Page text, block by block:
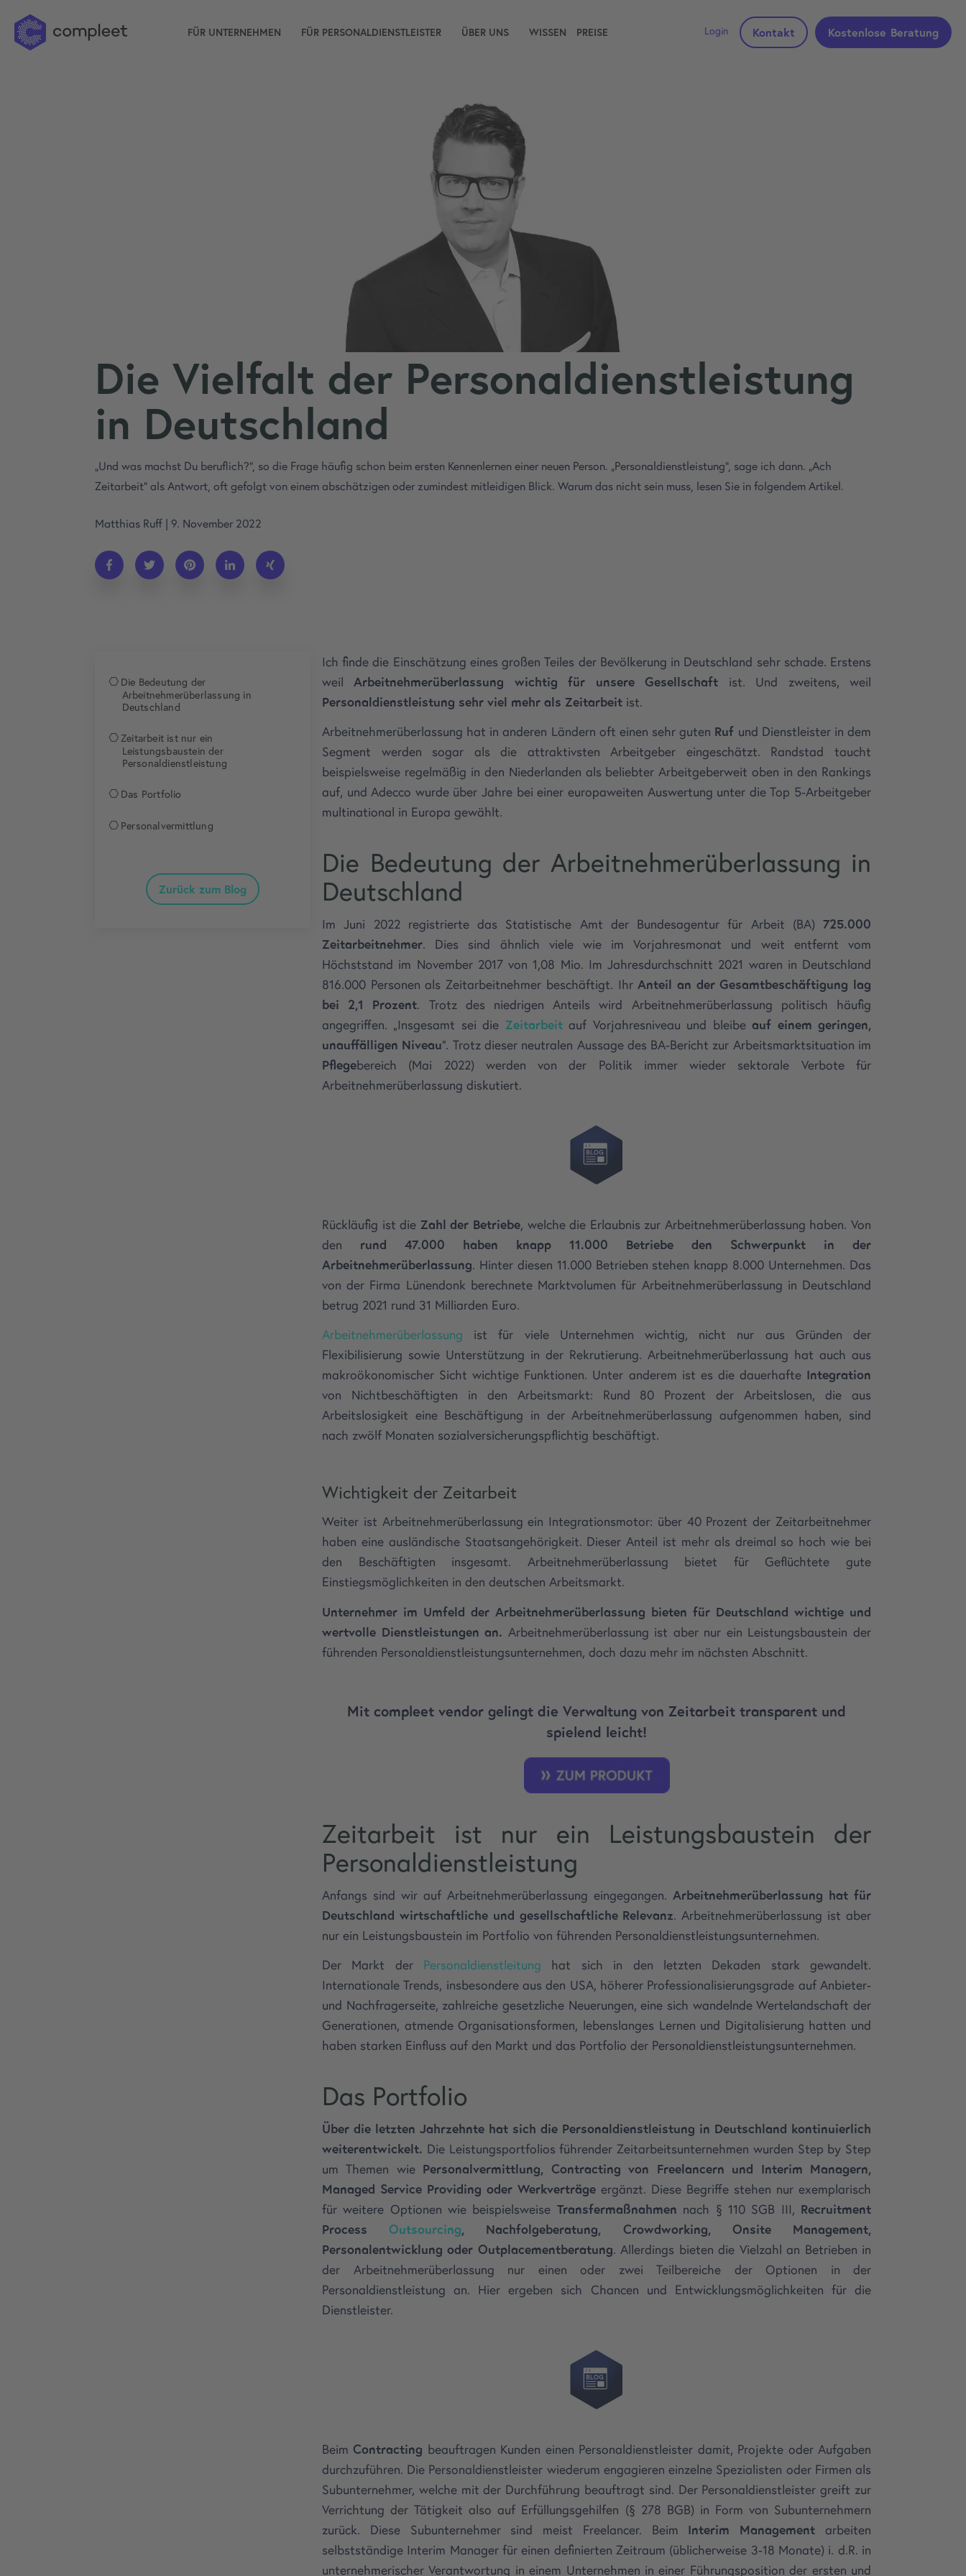
FÜR UNTERNEHMEN FÜR PERSONALDIENSTLEISTER ÜBER UNS WISSEN PREISE Login Kontakt Kostenlose Beratung
Die Vielfalt der Personaldienstleistung
in Deutschland
„Und was machst Du beruflich?“, so die Frage häufig schon beim ersten Kennenlernen einer neuen Person. „Personaldienstleistung“, sage ich dann. „Ach
Zeitarbeit“ als Antwort, oft gefolgt von einem abschätzigen oder zumindest mitleidigen Blick. Warum das nicht sein muss, lesen Sie in folgendem Artikel.
Matthias Ruff | 9. November 2022
Die Bedeutung der
Arbeitnehmerüberlassung in
Deutschland
Zeitarbeit ist nur ein
Leistungsbaustein der
Personaldienstleistung
Das Portfolio
Personalvermittlung
Zurück zum Blog
Ich finde die Einschätzung eines großen Teiles der Bevölkerung in Deutschland sehr schade. Erstens
weilArbeitnehmerüberlassung wichtig für unsere Gesellschaft ist. Und zweitens, weil
Personaldienstleistung sehr viel mehr als Zeitarbeit ist.
Arbeitnehmerüberlassung hat in anderen Ländern oft einen sehr guten Ruf und Dienstleister in dem
Segment werden sogar als die attraktivsten Arbeitgeber eingeschätzt. Randstad taucht
beispielsweise regelmäßig in den Niederlanden als beliebter Arbeitgeberweit oben in den Rankings
auf, und Adecco wurde über Jahre bei einer europaweiten Auswertung unter die Top 5-Arbeitgeber
multinational in Europa gewählt.
Die Bedeutung der Arbeitnehmerüberlassung in
Deutschland
Im Juni 2022 registrierte das Statistische Amt der Bundesagentur für Arbeit (BA) 725.000
Zeitarbeitnehmer. Dies sind ähnlich viele wie im Vorjahresmonat und weit entfernt vom
Höchststand im November 2017 von 1,08 Mio. Im Jahresdurchschnitt 2021 waren in Deutschland
816.000 Personen als Zeitarbeitnehmer beschäftigt. IhrAnteil an der Gesamtbeschäftigung lag
bei 2,1 Prozent. Trotz des niedrigen Anteils wird Arbeitnehmerüberlassung politisch häufig
angegriffen. „Insgesamt sei die Zeitarbeitauf Vorjahresniveau und bleibeauf einem geringen,
unauffälligen Niveau“. Trotz dieser neutralen Aussage des BA-Bericht zur Arbeitsmarktsituation im
Pflegebereich (Mai 2022) werden von der Politik immer wieder sektorale Verbote für
Arbeitnehmerüberlassung diskutiert.
Rückläufig ist die Zahl der Betriebe, welche die Erlaubnis zur Arbeitnehmerüberlassung haben. Von
den rund 47.000 haben knapp 11.000 Betriebe den Schwerpunkt in der
Arbeitnehmerüberlassung. Hinter diesen 11.000 Betrieben stehen knapp 8.000 Unternehmen. Das
von der Firma Lünendonk berechnete Marktvolumen für Arbeitnehmerüberlassung in Deutschland
betrug 2021 rund 31 Milliarden Euro.
Arbeitnehmerüberlassung ist für viele Unternehmen wichtig, nicht nur aus Gründen der
Flexibilisierung sowie Unterstützung in der Rekrutierung. Arbeitnehmerüberlassung hat auch aus
makroökonomischer Sicht wichtige Funktionen. Unter anderem ist es die dauerhafte Integration
von Nichtbeschäftigten in den Arbeitsmarkt: Rund 80 Prozent der Arbeitslosen, die aus
Arbeitslosigkeit eine Beschäftigung in der Arbeitnehmerüberlassung aufgenommen haben, sind
nach zwölf Monaten sozialversicherungspflichtig beschäftigt.
Wichtigkeit der Zeitarbeit
Weiter ist Arbeitnehmerüberlassung ein Integrationsmotor: über 40 Prozent der Zeitarbeitnehmer
haben eine ausländische Staatsangehörigkeit. Dieser Anteil ist mehr als dreimal so hoch wie bei
den Beschäftigten insgesamt. Arbeitnehmerüberlassung bietet für Geflüchtete gute
Einstiegsmöglichkeiten in den deutschen Arbeitsmarkt.
Unternehmer im Umfeld der Arbeitnehmerüberlassung bieten für Deutschland wichtige und
wertvolle Dienstleistungen an. Arbeitnehmerüberlassung ist aber nur ein Leistungsbaustein der
führenden Personaldienstleistungsunternehmen, doch dazu mehr im nächsten Abschnitt.
Mit compleet vendor gelingt die Verwaltung von Zeitarbeit transparent und
spielend leicht!
Zeitarbeit ist nur ein Leistungsbaustein der
Personaldienstleistung
Anfangs sind wir auf Arbeitnehmerüberlassung eingegangen. Arbeitnehmerüberlassung hat für
Deutschland wirtschaftliche und gesellschaftliche Relevanz. Arbeitnehmerüberlassung ist aber
nur ein Leistungsbaustein im Portfolio von führenden Personaldienstleistungsunternehmen.
Der Markt der Personaldienstleitung hat sich in den letzten Dekaden stark gewandelt.
Internationale Trends, insbesondere aus den USA, höherer Professionalisierungsgrade auf Anbieter-
und Nachfragerseite, zahlreiche gesetzliche Neuerungen, eine sich wandelnde Wertelandschaft der
Generationen, atmende Organisationsformen, lebenslanges Lernen und Digitalisierung hatten und
haben starken Einfluss auf den Markt und das Portfolio der Personaldienstleistungsunternehmen.
Das Portfolio
Über die letzten Jahrzehnte hat sich die Personaldienstleistung in Deutschland kontinuierlich
weiterentwickelt. Die Leistungsportfolios führender Zeitarbeitsunternehmen wurden Step by Step
um Themen wie Personalvermittlung, Contracting von Freelancern und Interim Managern,
Managed Service Providing oder Werkverträge ergänzt. Diese Begriffe stehen nur exemplarisch
für weitere Optionen wie beispielsweise Transfermaßnahmen nach § 110 SGB III, Recruitment
ProcessOutsourcing, Nachfolgeberatung, Crowdworking, Onsite Management,
Personalentwicklung oder Outplacementberatung. Allerdings bieten die Vielzahl an Betrieben in
der Arbeitnehmerüberlassung nur einen oder zwei Teilbereiche der Optionen in der
Personaldienstleistung an. Hier ergeben sich Chancen und Entwicklungsmöglichkeiten für die
Dienstleister.
BeimContracting beauftragen Kunden einen Personaldienstleister damit, Projekte oder Aufgaben
durchzuführen. Die Personaldienstleister wiederum engagieren einzelne Spezialisten oder Firmen als
Subunternehmer, welche mit der Durchführung beauftragt sind. Der Personaldienstleister greift zur
Verrichtung der Tätigkeit also auf Erfüllungsgehilfen (§ 278 BGB) in Form von Subunternehmern
zurück. Diese Subunternehmer sind meist Freelancer. Beim Interim Management arbeiten
selbstständige Interim Manager für einen definierten Zeitraum (üblicherweise 3-18 Monate) i. d.R. in
unternehmerischer Verantwortung in einem Unternehmen in einer Führungsposition der ersten und